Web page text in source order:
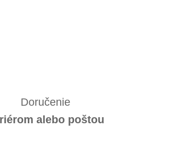
Doručenie
alebo poštou